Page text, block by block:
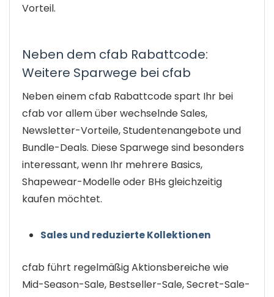
Vorteil.
Neben dem cfab Rabattcode:
Weitere Sparwege bei cfab
Neben einem cfab Rabattcode spart Ihr bei
cfab vor allem über wechselnde Sales,
Newsletter-Vorteile, Studentenangebote und
Bundle-Deals. Diese Sparwege sind besonders
interessant, wenn Ihr mehrere Basics,
Shapewear-Modelle oder BHs gleichzeitig
kaufen möchtet.
Sales und reduzierte Kollektionen
cfab führt regelmäßig Aktionsbereiche wie
Mid-Season-Sale, Bestseller-Sale, Secret-Sale-